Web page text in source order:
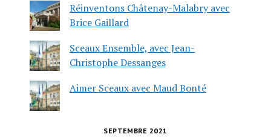
Réinventons Châtenay-Malabry avec
Brice Gaillard
Sceaux Ensemble, avec Jean-
Christophe Dessanges
Aimer Sceaux avec Maud Bonté
SEPTEMBRE 2021